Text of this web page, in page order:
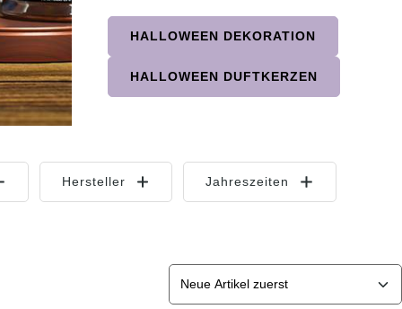
HALLOWEEN DEKORATION
HALLOWEEN DUFTKERZEN
Hersteller Jahreszeiten